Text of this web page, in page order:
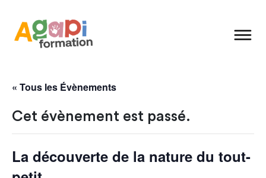
« Tous les Évènements
Cet évènement est passé.
La découverte de la nature du tout-